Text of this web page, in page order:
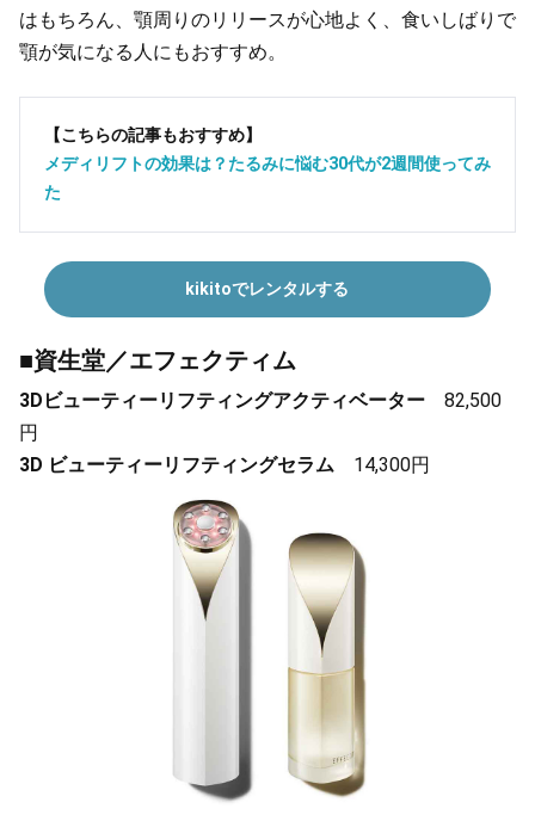
はもちろん、顎周りのリリースが心地よく、食いしばりで
顎が気になる人にもおすすめ。
【こちらの記事もおすすめ】
メディリフトの効果は？たるみに悩む30代が2週間使ってみ
た
kikitoでレンタルする
■資生堂／エフェクティム
3Dビューティーリフティングアクティベーター 82,500
円
3D ビューティーリフティングセラム 14,300円